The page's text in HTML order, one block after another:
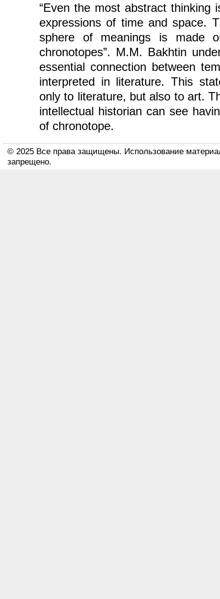
“Even the most abstract
expressions of time and space.
sphere of meanings is made
chronotopes”. M.M. Bakhtin
essential connection between
interpreted in literature. This
only to literature, but also to art.
intellectual historian can see
of chronotope.
© 2025 Все права защищены. Использование
запрещено.